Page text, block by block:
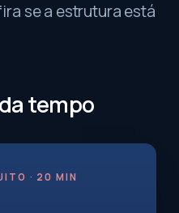
se a estrutura está
tempo
· 20 MIN